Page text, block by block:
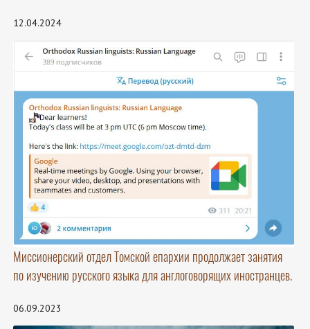
12.04.2024
Миссионерский отдел Томской епархии продолжает занятия
по изучению русского языка для англоговорящих иностранцев.
06.09.2023